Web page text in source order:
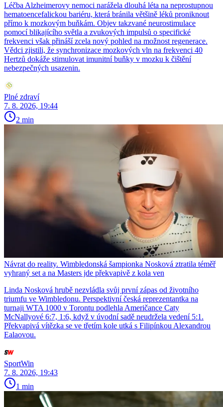
Léčba Alzheimerovy nemoci narážela dlouhá léta na neprostupnou
hematoencefalickou bariéru, která bránila většině léků proniknout
přímo k mozkovým buňkám. Objev takzvané neurostimulace
pomocí blikajícího světla a zvukových impulsů o specifické
frekvenci však přináší zcela nový pohled na možnost regenerace.
Vědci zjistili, že synchronizace mozkových vln na frekvenci 40
Hertzů dokáže stimulovat imunitní buňky v mozku k čištění
nebezpečných usazenin.
Plné zdraví
7. 8. 2026, 19:44
2 min
Návrat do reality. Wimbledonská šampionka Nosková ztratila téměř
vyhraný set a na Masters jde překvapivě z kola ven
Linda Nosková hrubě nezvládla svůj první zápas od životního
triumfu ve Wimbledonu. Perspektivní česká reprezentantka na
turnaji WTA 1000 v Torontu podlehla Američance Caty
McNallyové 6:7, 1:6, když v úvodní sadě neudržela vedení 5:1.
Překvapivá vítězka se ve třetím kole utká s Filipínkou Alexandrou
Ealaovou.
SportWin
7. 8. 2026, 19:43
1 min